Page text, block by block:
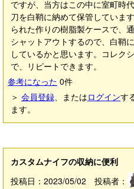
ですが、当方はこの中に室町時
刀を白鞘に納めて保管していま
られた作りの樹脂製ケースで、
シャットアウトするので、白鞘
しているかと思います。コレク
で、リピートできます。
参考になった 0件
＞ 会員登録、またはログインす
ます。
カスタムナイフの収納に便利
投稿日：2023/05/02 投稿者：